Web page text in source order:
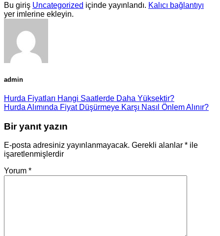
Bu giriş Uncategorized içinde yayınlandı. Kalıcı bağlantıyı
yer imlerine ekleyin.
admin
Hurda Fiyatları Hangi Saatlerde Daha Yüksektir?
Hurda Alımında Fiyat Düşürmeye Karşı Nasıl Önlem Alınır?
Bir yanıt yazın
E-posta adresiniz yayınlanmayacak. Gerekli alanlar * ile
işaretlenmişlerdir
Yorum *